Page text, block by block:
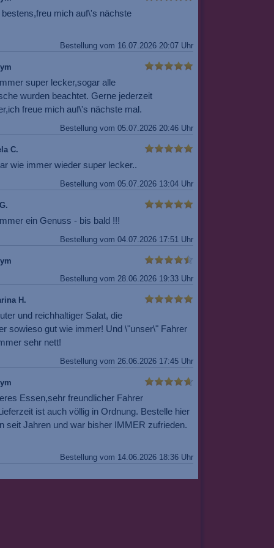
mich auf\'s nächste
Bestellung vom 16.07.2026 20:07 Uhr
super lecker,sogar alle
wurden beachtet. Gerne jederzeit
freue mich auf\'s nächste mal.
Bestellung vom 05.07.2026 20:46 Uhr
C.
wie immer wieder super lecker..
Bestellung vom 05.07.2026 13:04 Uhr
ein Genuss - bis bald !!!
Bestellung vom 04.07.2026 17:51 Uhr
Bestellung vom 28.06.2026 19:33 Uhr
H.
und reichhaltiger Salat, die
sowieso gut wie immer! Und \"unser\" Fahrer
sehr nett!
Bestellung vom 26.06.2026 17:45 Uhr
Essen,sehr freundlicher Fahrer
ist auch völlig in Ordnung. Bestelle hier
seit Jahren und war bisher IMMER zufrieden.
Bestellung vom 14.06.2026 18:36 Uhr